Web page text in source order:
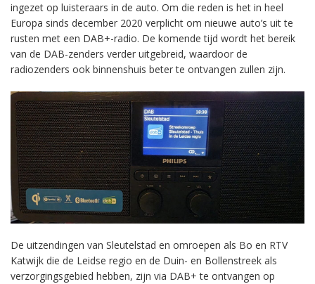
ingezet op luisteraars in de auto. Om die reden is het in heel
Europa sinds december 2020 verplicht om nieuwe auto’s uit te
rusten met een DAB+-radio. De komende tijd wordt het bereik
van de DAB-zenders verder uitgebreid, waardoor de
radiozenders ook binnenshuis beter te ontvangen zullen zijn.
De uitzendingen van Sleutelstad en omroepen als Bo en RTV
Katwijk die de Leidse regio en de Duin- en Bollenstreek als
verzorgingsgebied hebben, zijn via DAB+ te ontvangen op